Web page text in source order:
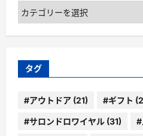
カ
テ
ゴ
ー
タグ
#アウトドア (21) #ギフト
#サロンドロワイヤル (31) #